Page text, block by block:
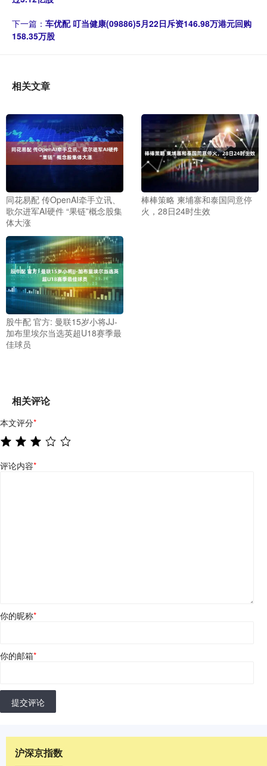
下一篇： 车优配 叮当健康(09886)5月22日斥资146.98万港元回购
158.35万股
相关文章
同花易配 传OpenAI牵手立讯、
歌尔进军AI硬件 “果链”概念股集
体大涨
棒棒策略 柬埔寨和泰国同意停
火，28日24时生效
股牛配 官方: 曼联15岁小将JJ-
加布里埃尔当选英超U18赛季最
佳球员
相关评论
本文评分*
评论内容*
你的昵称*
你的邮箱*
提交评论
沪深京指数